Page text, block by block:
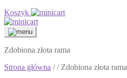
Koszyk
Zdobiona złota rama
Strona główna // Zdobiona złota rama